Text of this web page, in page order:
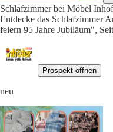
Schlafzimmer bei Möbel
Entdecke das Schlafzimmer
feiern 95 Jahre Jubiläum",
Prospekt öffnen
neu